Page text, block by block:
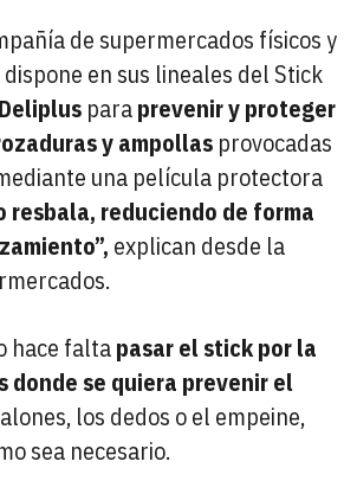
de supermercados físicos y
en sus lineales del Stick
Deliplus paraprevenir y proteger
y ampollas provocadas
una película protectora
resbala, reduciendo de forma
explican desde la
hace faltapasar el stick por la
donde se quiera prevenir el
los dedos o el empeine,
sea necesario.